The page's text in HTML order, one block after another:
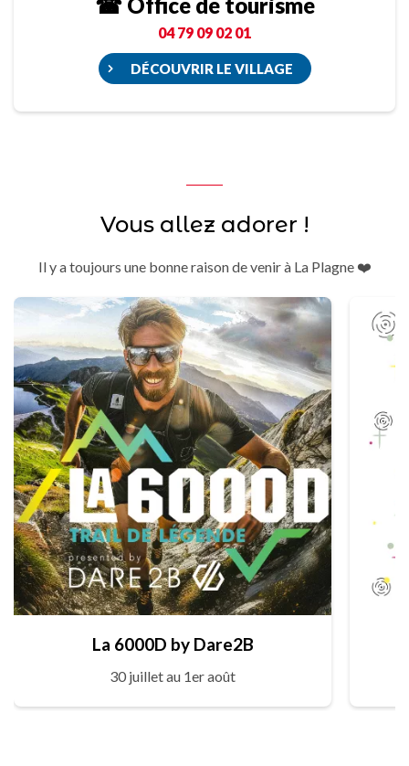
04 79 09 02 01
DÉCOUVRIR LE VILLAGE
Vous allez adorer !
Il y a toujours une bonne raison de venir à La Plagne ❤️
La 6000D by Dare2B
30 juillet au 1er août